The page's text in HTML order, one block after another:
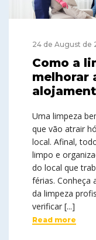
24 de August de
Como a
melhorar
Uma limpeza
que vão atrair
local. Afinal,
limpo e
do local que
férias. Conheça
da limpeza
verificar [...]
Read more